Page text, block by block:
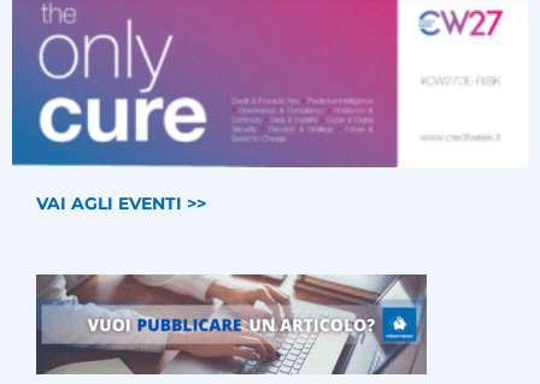
VAI AGLI EVENTI >>